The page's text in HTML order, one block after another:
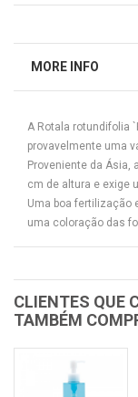
MORE INFO
A Rotala rotundifolia
provavelmente uma
Proveniente da Ásia,
cm de altura e exige
Uma boa fertilização
uma coloração das
CLIENTES QUE
TAMBÉM